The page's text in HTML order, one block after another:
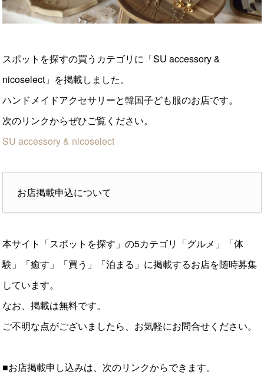
スポットを探すの買うカテゴリに「SU accessory &
nicoselect」を掲載しました。
ハンドメイドアクセサリーと韓国子ども服のお店です。
次のリンクからぜひご覧ください。
SU accessory & nicoselect
お店掲載申込について
本サイト「スポットを探す」の5カテゴリ「グルメ」「体
験」「癒す」「買う」「泊まる」に掲載するお店を随時募集
しています。
なお、掲載は無料です。
ご不明な点がございましたら、お気軽にお問合せください。
■お店掲載申し込みは、次のリンクからできます。